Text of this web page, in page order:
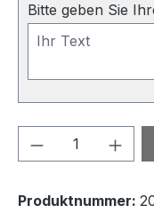
Bitte geben Sie
Produkt
Produktnummer: